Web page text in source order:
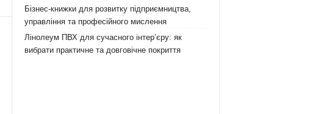
Бізнес-книжки для розвитку підприємництва,
управління та професійного мислення
Лінолеум ПВХ для сучасного інтер’єру: як
вибрати практичне та довговічне покриття